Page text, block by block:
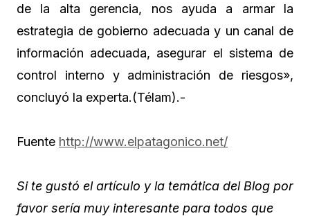
de la alta gerencia, nos ayuda a armar la
estrategia de gobierno adecuada y un canal de
información adecuada, asegurar el sistema de
control interno y administración de riesgos»,
concluyó la experta.(Télam).-
Fuente http://www.elpatagonico.net/
Si te gustó el artículo y la temática del Blog por
favor sería muy interesante para todos que